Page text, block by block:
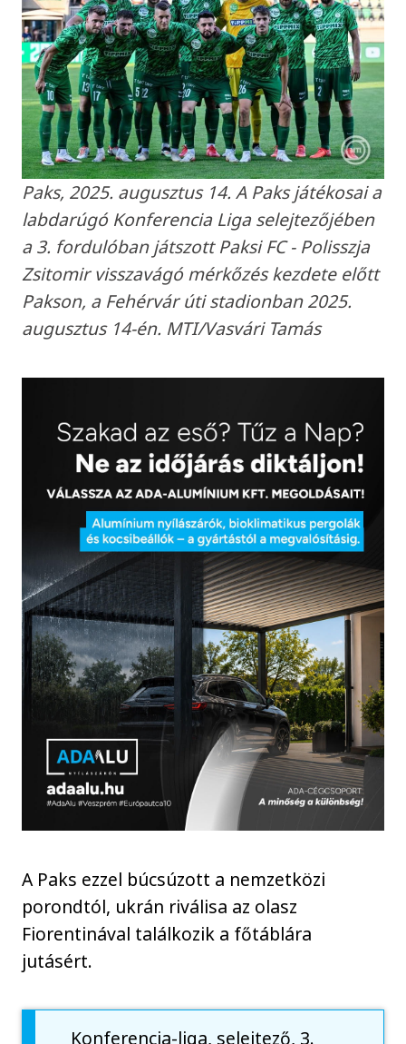
Paks, 2025. augusztus 14. A Paks játékosai a
labdarúgó Konferencia Liga selejtezőjében
a 3. fordulóban játszott Paksi FC - Polisszja
Zsitomir visszavágó mérkőzés kezdete előtt
Pakson, a Fehérvár úti stadionban 2025.
augusztus 14-én. MTI/Vasvári Tamás
A Paks ezzel búcsúzott a nemzetközi
porondtól, ukrán riválisa az olasz
Fiorentinával találkozik a főtáblára
jutásért.
Konferencia-liga, selejtező, 3.